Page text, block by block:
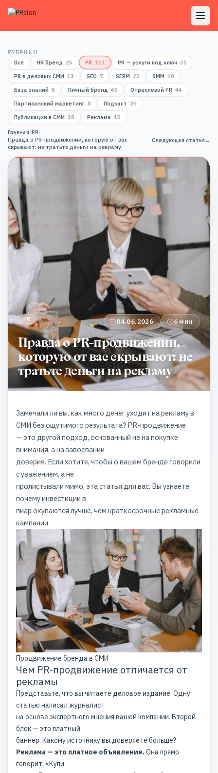
РУБРИКИ
Все
HR бренд 25 PR 101 PR — услуги под ключ 35
PR в деловых СМИ 13 SEO 7 SERM 22 SMM 10
База знаний 5 Личный бренд 40 Отраслевой PR 44
Партизанский маркетинг 8 Подкаст 25
Публикации в СМИ 38 Реклама 15
Главная/PR/
Правда о PR-продвижении, которую от вас
скрывают: не тратьте деньги на рекламу
Следующая статья→
PR 04.06.2026 6 мин
Правда о PR-продвижении,
которую от вас скрывают: не
тратьте деньги на рекламу
Замечали ли вы, как много денег уходит на рекламу в
СМИ без ощутимого результата? PR-продвижение
— это другой подход, основанный не на покупке
внимания, а на завоевании
доверия. Если хотите, чтобы о вашем бренде говорили
с уважением, а не
пролистывали мимо, эта статья для вас. Вы узнаете,
почему инвестиции в
пиар окупаются лучше, чем краткосрочные рекламные
кампании.
Продвижение бренда в СМИ
Чем PR-продвижение отличается от
рекламы
Представьте, что вы читаете деловое издание. Одну
статью написал журналист
на основе экспертного мнения вашей компании. Второй
блок — это платный
баннер. Какому источнику вы доверяете больше?
Реклама — это платное объявление.Она прямо
говорит: «Купи